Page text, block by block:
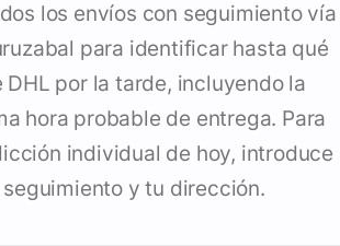
los envíos con seguimiento vía
para identificar hasta qué
DHL por la tarde, incluyendo la
hora probable de entrega. Para
individual de hoy, introduce
y tu dirección.